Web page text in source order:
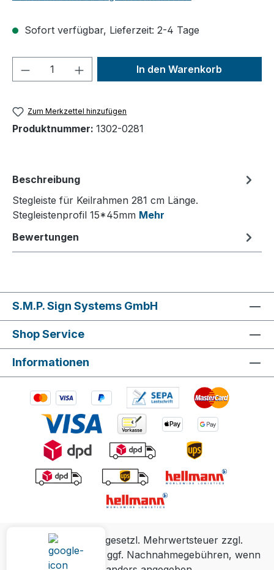
Sofort verfügbar, Lieferzeit: 2-4 Tage
Produkt Anzahl: Gib denIn den Warenkorb
Zum Merkzettel hinzufügen
Produktnummer: 1302-0281
Beschreibung
Stegleiste für Keilrahmen 281 cm Länge.
Stegleistenprofil 15*45mm Mehr
Bewertungen
S.M.P. Sign Systems GmbH
Shop Service
Informationen
Alle Preise inkl. gesetzl. Mehrwertsteuer zzgl.
Versandkostenund ggf. Nachnahmegebühren, wenn